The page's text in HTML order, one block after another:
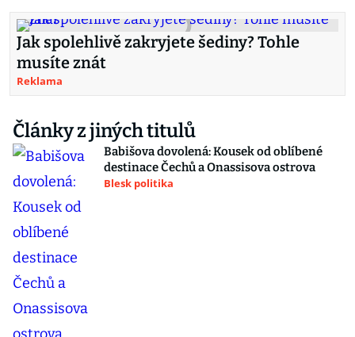
Jak spolehlivě zakryjete šediny? Tohle
musíte znát
Reklama
Články z jiných titulů
Babišova dovolená: Kousek od oblíbené
destinace Čechů a Onassisova ostrova
Blesk politika